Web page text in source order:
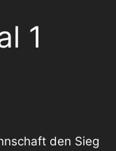
1
den Sieg